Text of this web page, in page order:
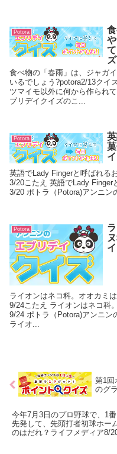
Potora
ズ
食べ物の「春雨」は、ジャガ
いるでしょう?potora2/13クイ
ツマイモ以外に何から作られ
ブリデイクイズのこ...
Potora
英語でLady Fingerと呼ばれる
3/20こたえ 英語でLady Finger
3/20 ポトラ（Potora)アンニン
Potora
ライオンはネコ科。オオカミ
9/24こたえ ライオンはネコ科
9/24 ポトラ（Potora)アンニン
ライオ...
第1回
のグ
今年7月3日のプロ野球で、1
先発して、先頭打者初球ホー
のはだれ？ライフメディア8/